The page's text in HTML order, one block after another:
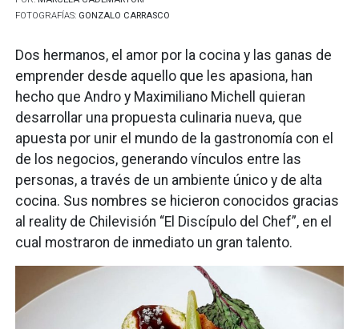
FOTOGRAFÍAS: GONZALO CARRASCO
Dos hermanos, el amor por la cocina y las ganas de
emprender desde aquello que les apasiona, han
hecho que Andro y Maximiliano Michell quieran
desarrollar una propuesta culinaria nueva, que
apuesta por unir el mundo de la gastronomía con el
de los negocios, generando vínculos entre las
personas, a través de un ambiente único y de alta
cocina. Sus nombres se hicieron conocidos gracias
al reality de Chilevisión “El Discípulo del Chef”, en el
cual mostraron de inmediato un gran talento.